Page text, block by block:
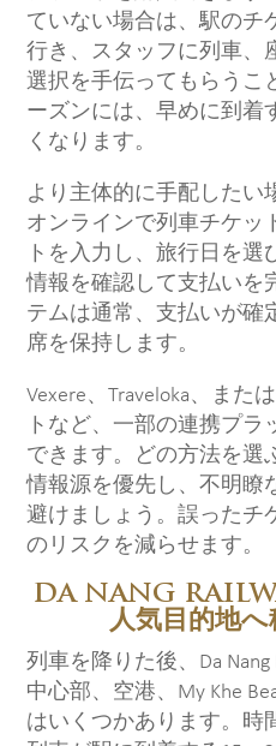
ていない場合は、駅のチ
行き、スタッフに列車、
選択を手伝ってもらうこ
ーズンには、早めに到着
くなります。
より主体的に手配したい
オンラインで列車チケッ
トを入力し、旅行日を
情報を確認して支払いを
テムは通常、支払いが確
席を保持します。
Vexere、Traveloka、また
トなど、一部の連携プ
できます。どの方法を選
情報源を優先し、不明瞭
避けましょう。誤ったチ
のリスクを減らせます。
DA NANG
人気目的地
列車を降りた後、Da Nang
中心部、空港、My Khe
はいくつかあります。時